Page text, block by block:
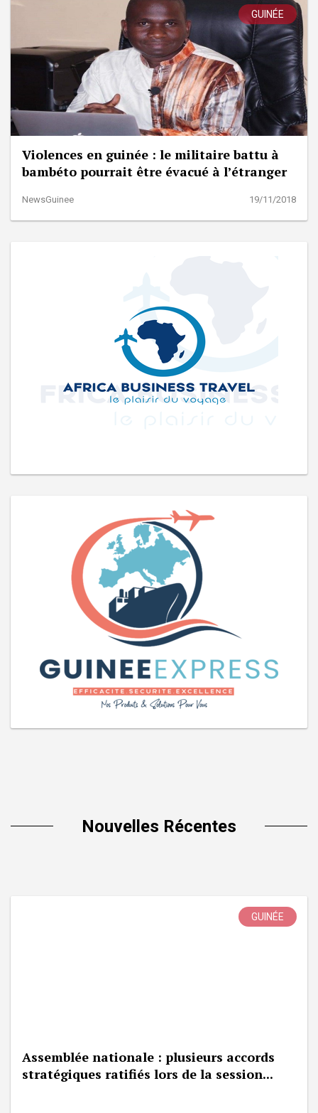
GUINÉE
Violences en guinée : le militaire battu à
bambéto pourrait être évacué à l’étranger
NewsGuinee 19/11/2018
Nouvelles Récentes
GUINÉE
Assemblée nationale : plusieurs accords
stratégiques ratifiés lors de la session...